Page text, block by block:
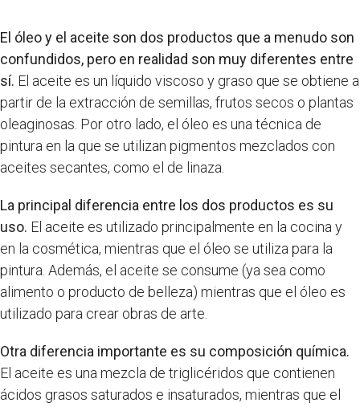
El óleo y el aceite son dos productos que a menudo son
confundidos, pero en realidad son muy diferentes entre
sí. El aceite es un líquido viscoso y graso que se obtiene a
partir de la extracción de semillas, frutos secos o plantas
oleaginosas. Por otro lado, el óleo es una técnica de
pintura en la que se utilizan pigmentos mezclados con
aceites secantes, como el de linaza.
La principal diferencia entre los dos productos es su
uso. El aceite es utilizado principalmente en la cocina y
en la cosmética, mientras que el óleo se utiliza para la
pintura. Además, el aceite se consume (ya sea como
alimento o producto de belleza) mientras que el óleo es
utilizado para crear obras de arte.
Otra diferencia importante es su composición química.
El aceite es una mezcla de triglicéridos que contienen
ácidos grasos saturados e insaturados, mientras que el